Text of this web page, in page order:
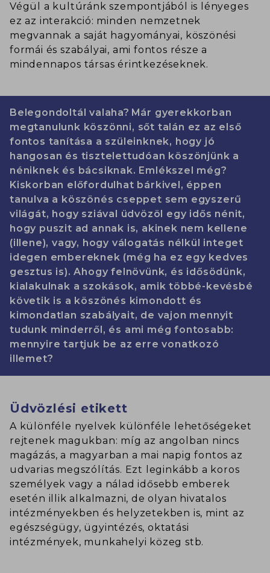
Végül a kultúránk szempontjából is lényeges
ez az interakció: minden nemzetnek
megvannak a saját hagyományai, köszönési
formái és szabályai, ami fontos része a
mindennapos társas érintkezéseknek.
Belegondoltál valaha? Már gyerekkorban
megtanulunk köszönni, sőt talán ez az első
fontos tanítása a szüleinknek, hogy jó
hangosan és tisztelettudóan köszönjünk a
néniknek és bácsiknak. Emlékszel még?
Kiskorban előfordulhat bárkivel, éppen
tanulva a köszönés cseppet sem egyszerű
világát, hogy sziával üdvözöl egy idős nénit,
hogy puszit ad annak is, akinek nem kellene
(illene), vagy, hogy válogatás nélkül integet
idegen embereknek (még ha ez egy kedves
gesztus is). Ahogy felnövünk, és idősödünk,
kialakulnak a szokások, amik többé-kevésbé
követik is a köszönés kimondott és
kimondatlan szabályait, de vajon mennyit
tudunk minderről, és ami még fontosabb:
mennyire tartjuk be az erre vonatkozó
illemet?
Üdvözlési etikett
A különféle nyelvek különféle lehetőségeket
rejtenek magukban: míg az angolban nincs
magázás, a magyarban a mai napig fontos az
udvarias megszólítás. Ezt leginkább a koros
személyek vagy a nálad idősebb emberek
esetén illik alkalmazni, de olyan hivatalos
intézményekben és helyzetekben is, mint az
egészségügy, ügyintézés, oktatási
intézmények, munkahelyi közeg stb.